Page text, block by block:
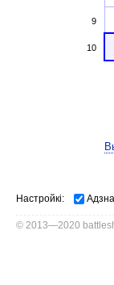
9
10
Настройкі:
© 2013—2020